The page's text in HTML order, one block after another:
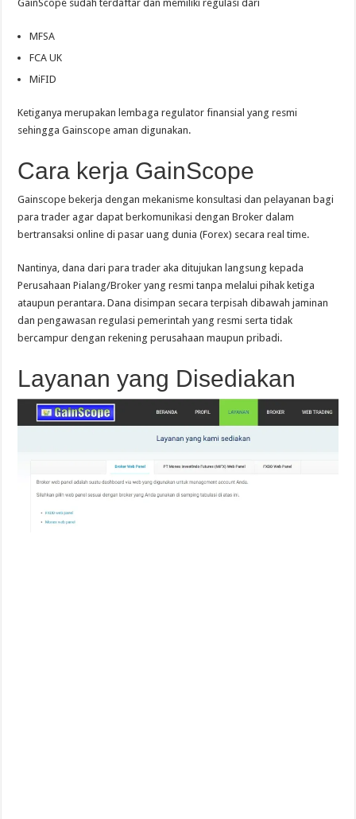
GainScope sudah terdaftar dan memiliki regulasi dari
MFSA
FCA UK
MiFID
Ketiganya merupakan lembaga regulator finansial yang resmi
sehingga Gainscope aman digunakan.
Cara kerja GainScope
Gainscope bekerja dengan mekanisme konsultasi dan pelayanan bagi
para trader agar dapat berkomunikasi dengan Broker dalam
bertransaksi online di pasar uang dunia (Forex) secara real time.
Nantinya, dana dari para trader aka ditujukan langsung kepada
Perusahaan Pialang/Broker yang resmi tanpa melalui pihak ketiga
ataupun perantara. Dana disimpan secara terpisah dibawah jaminan
dan pengawasan regulasi pemerintah yang resmi serta tidak
bercampur dengan rekening perusahaan maupun pribadi.
Layanan yang Disediakan